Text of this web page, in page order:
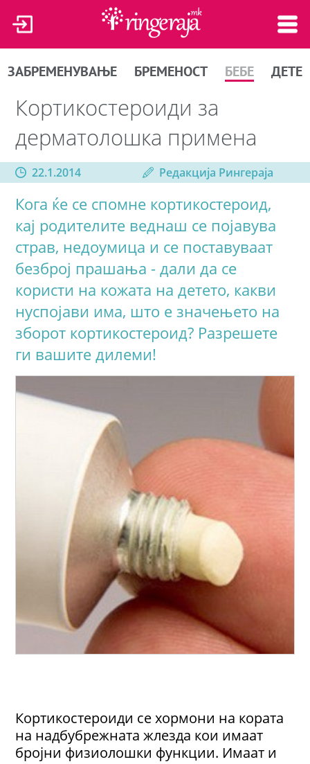
ЗАБРЕМЕНУВАЊЕ БРЕМЕНОСТ БЕБЕ ДЕТЕ
Кортикостероиди за
дерматолошка примена
22.1.2014 Редакција Рингераја
Кога ќе се спомне кортикостероид,
кај родителите веднаш се појавува
страв, недоумица и се поставуваат
безброј прашања - дали да се
користи на кожата на детето, какви
нуспојави има, што е значењето на
зборот кортикостероид? Разрешете
ги вашите дилеми!
Кортикостероиди се хормони на кората
на надбубрежната жлезда кои имаат
бројни физиолошки функции. Имаат и